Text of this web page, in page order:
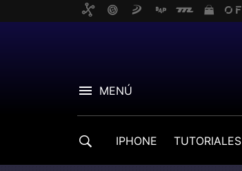
MENÚ
IPHONE TUTORIALES